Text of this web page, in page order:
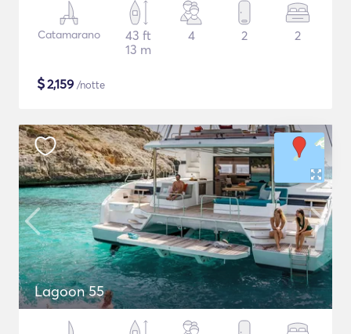
Catamarano
43 ft
13 m
4 2 2
$2,159 /notte
Lagoon 55